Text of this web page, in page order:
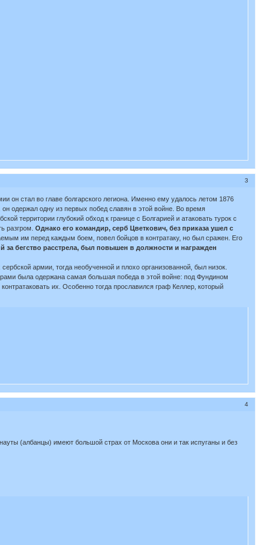
3
он стал во главе болгарского легиона. Именно ему удалось летом 1876
одержал одну из первых побед славян в этой войне. Во время
территории глубокий обход к границе с Болгарией и атаковать турок с
разгром. Однако его командир, серб Цветкович, без приказа ушел с
им перед каждым боем, повел бойцов в контратаку, но был сражен. Его
бегство расстрела, был повышен в должности и награжден
армии, тогда необученной и плохо организованной, был низок.
была одержана самая большая победа в этой войне: под Фундином
их. Особенно тогда прославился граф Келлер, который
4
(албанцы) имеют большой страх от Москова они и так испуганы и без